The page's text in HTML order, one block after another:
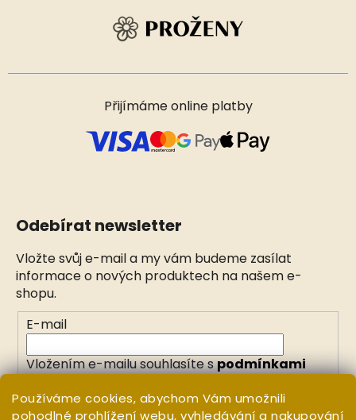
Používáme cookies, abychom Vám umožnili
pohodlné prohlížení webu, vyhledávání a nakupování
Přijímáme online platby
Odebírat newsletter
Vložte svůj e-mail a my vám budeme zasílat
informace o nových produktech na našem e-
shopu.
E-mail
Vložením e-mailu souhlasíte spodmínkami